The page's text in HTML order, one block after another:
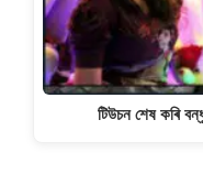
টিউচন শেষ কৰি